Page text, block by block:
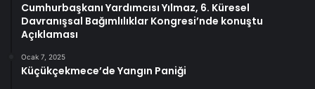
Cumhurbaşkanı Yardımcısı Yılmaz, 6. Küresel
Davranışsal Bağımlılıklar Kongresi’nde konuştu
Açıklaması
Ocak 7, 2025
Küçükçekmece’de Yangın Paniği